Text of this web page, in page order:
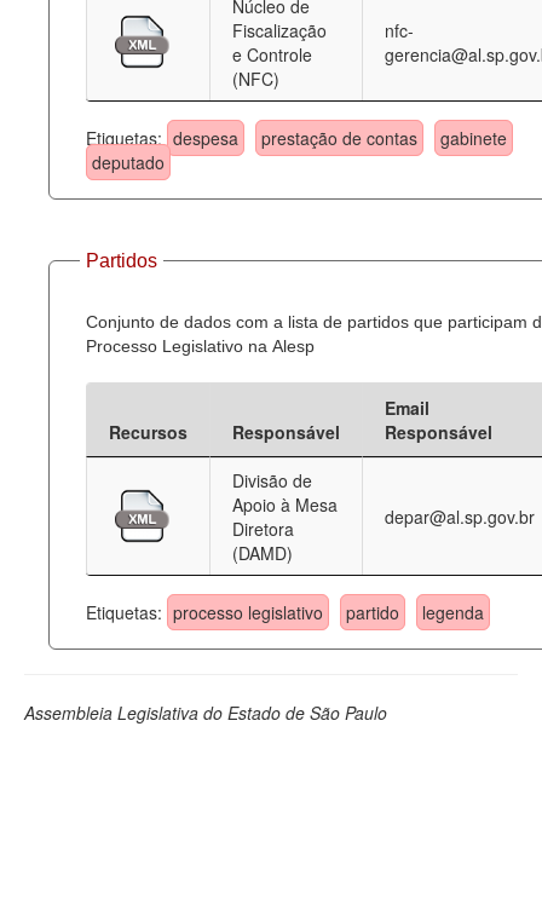
Núcleo de
Fiscalização
e Controle
(NFC)
nfc-
Etiquetas: despesa prestação de contas
gabinete
deputado
Partidos
Conjunto de dados com a lista de partidos que participam
Processo Legislativo na Alesp
Recursos Responsável
Email
Responsável
Divisão de
Apoio à Mesa
Diretora
(DAMD)
depar@al.sp.gov.br
Etiquetas: processo legislativo partido legenda
Assembleia Legislativa do Estado de São Paulo